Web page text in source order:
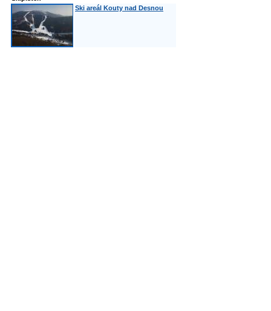
Ski areál Kouty nad Desnou